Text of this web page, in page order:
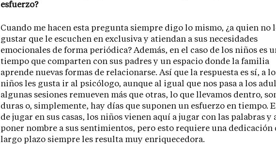
esfuerzo?
Cuando me hacen esta pregunta siempre digo lo mismo, ¿a quien no
gustar que le escuchen en exclusiva y atiendan a sus necesidades
emocionales de forma periódica? Además, en el caso de los niños es
tiempo que comparten con sus padres y un espacio donde la familia
aprende nuevas formas de relacionarse. Así que la respuesta es sí, a
niños les gusta ir al psicólogo, aunque al igual que nos pasa a los
algunas sesiones remueven más que otras, lo que llevamos dentro,
duras o, simplemente, hay días que suponen un esfuerzo en tiempo.
de jugar en sus casas, los niños vienen aquí a jugar con las palabras y
poner nombre a sus sentimientos, pero esto requiere una dedicación
largo plazo siempre les resulta muy enriquecedora.